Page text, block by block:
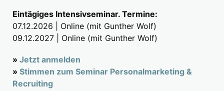
Eintägiges Intensivseminar. Termine:
07.12.2026 | Online (mit Gunther Wolf)
09.12.2027 | Online (mit Gunther Wolf)
» Jetzt anmelden
» Stimmen zum Seminar Personalmarketing &
Recruiting